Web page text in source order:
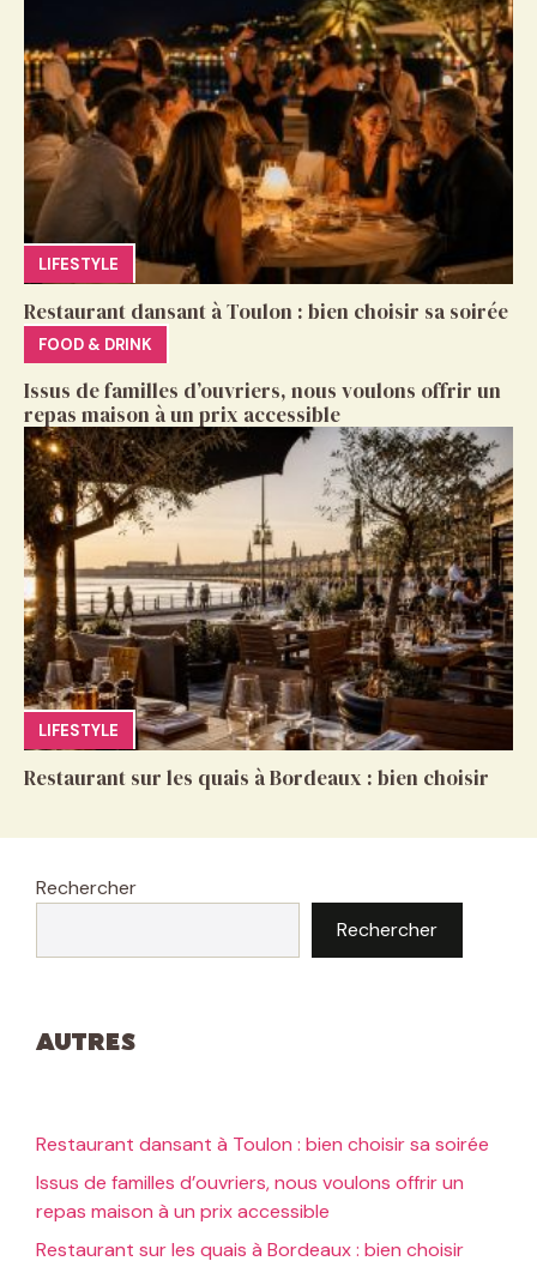
LIFESTYLE
Restaurant dansant à Toulon : bien choisir sa soirée
FOOD & DRINK
Issus de familles d’ouvriers, nous voulons offrir un
repas maison à un prix accessible
LIFESTYLE
Restaurant sur les quais à Bordeaux : bien choisir
Rechercher
Rechercher
Autres
Restaurant dansant à Toulon : bien choisir sa soirée
Issus de familles d’ouvriers, nous voulons offrir un
repas maison à un prix accessible
Restaurant sur les quais à Bordeaux : bien choisir